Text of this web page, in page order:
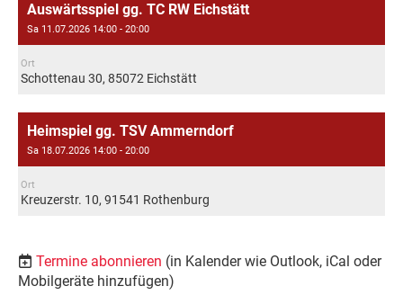
Auswärtsspiel gg. TC RW Eichstätt
Sa 11.07.2026 14:00 - 20:00
Ort
Schottenau 30, 85072 Eichstätt
Heimspiel gg. TSV Ammerndorf
Sa 18.07.2026 14:00 - 20:00
Ort
Kreuzerstr. 10, 91541 Rothenburg
Termine abonnieren (in Kalender wie Outlook, iCal oder
Mobilgeräte hinzufügen)